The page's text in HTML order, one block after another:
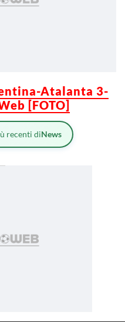
Atalanta 3-
[FOTO]
recenti diNews